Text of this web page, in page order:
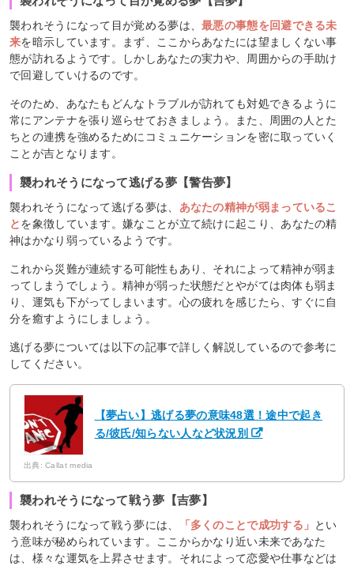
襲われそうになって目が覚める夢は、最悪の事態を回避できる未
来を暗示しています。まず、ここからあなたには望ましくない事
態が訪れるようです。しかしあなたの実力や、周囲からの手助け
で回避していけるのです。
そのため、あなたもどんなトラブルが訪れても対処できるように
常にアンテナを張り巡らせておきましょう。また、周囲の人とた
ちとの連携を強めるためにコミュニケーションを密に取っていく
ことが吉となります。
襲われそうになって逃げる夢【警告夢】
襲われそうになって逃げる夢は、 あなたの精神が弱まっているこ
とを象徴しています。嫌なことが立て続けに起こり、あなたの精
神はかなり弱っているようです。
これから災難が連続する可能性もあり、それによって精神が弱ま
ってしまうでしょう。精神が弱った状態だとやがては肉体も弱ま
り、運気も下がってしまいます。心の疲れを感じたら、すぐに自
分を癒すようにしましょう。
逃げる夢については以下の記事で詳しく解説しているので参考に
してください。
【夢占い】逃げる夢の意味48選！途中で起き
る/彼氏/知らない人など状況別
出典: Callat media
襲われそうになって戦う夢【吉夢】
襲われそうになって戦う夢には、 「多くのことで成功する」 とい
う意味が秘められています。ここからかなり近い未来であなた
は、様々な運気を上昇させます。それによって恋愛や仕事などは